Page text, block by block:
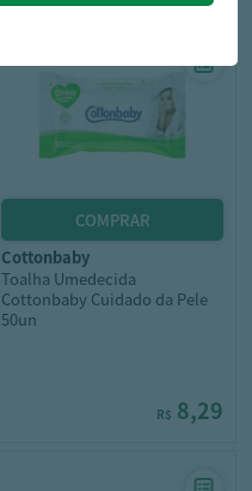
cottonbaby
Toalha Umedecida
Cottonbaby Cuidado da Pele
50un
R$ 8,29